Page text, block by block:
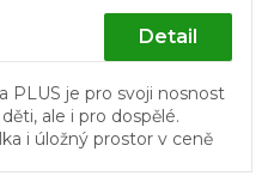
Detail
PLUS je pro svoji nosnost
ale i pro dospělé.
i úložný prostor v ceně